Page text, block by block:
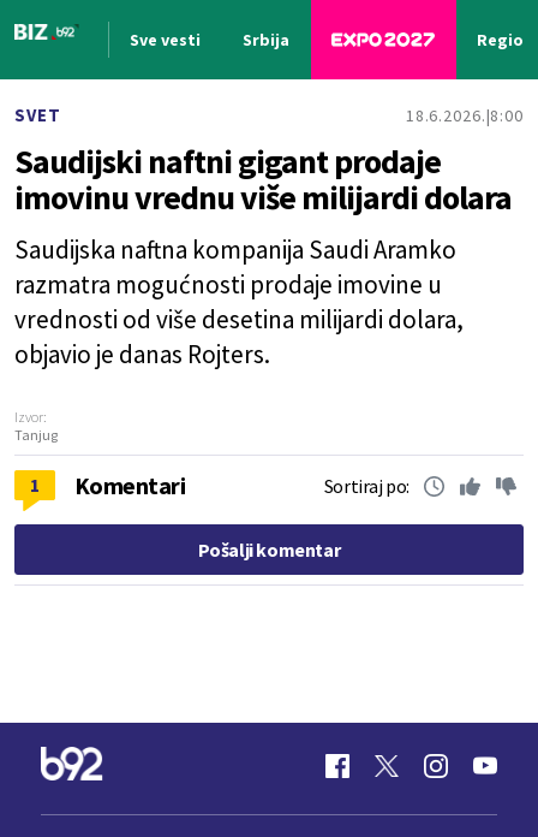
Sve vesti Srbija Region
SVET 18.6.2026. 8:00
Saudijski naftni gigant prodaje
imovinu vrednu više milijardi dolara
Saudijska naftna kompanija Saudi Aramko
razmatra mogućnosti prodaje imovine u
vrednosti od više desetina milijardi dolara,
objavio je danas Rojters.
Izvor:
Tanjug
1 Komentari Sortiraj po:
Pošalji komentar